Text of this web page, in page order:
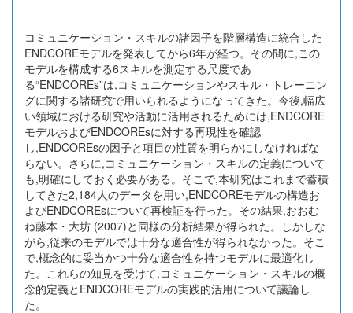
コミュニケーション・スキルの諸因子を階層構造に統合した
ENDCOREモデルを発表してから6年が経つ。その間に,この
モデルを構成する6スキルを測定する尺度であ
る“ENDCOREs”は,コミュニケーションやスキル・トレーニン
グに関する諸研究で用いられるようになってきた。今後,幅広
い領域における研究や活動に活用されるためには,ENDCORE
モデルおよびENDCOREsに対する再現性を確認
し,ENDCOREsの因子と項目の性質を明らかにしなければな
らない。さらに,コミュニケーション・スキルの定義について
も,明確にしておく必要がある。そこで,本研究はこれまで蓄積
してきた2,184人のデータを用い,ENDCOREモデルの構造お
よびENDCOREsについて再検証を行った。その結果,おおむ
ね藤本・大坊 (2007)と同様の分析結果が得られた。しかしな
がら,従来のモデルでは十分な適合性が得られなかった。そこ
で,概念的に妥当かつ十分な適合性を持つモデルに最適化し
た。これらの知見を受けて,コミュニケーション・スキルの概
念的定義とENDCOREモデルの実践的活用について議論し
た。